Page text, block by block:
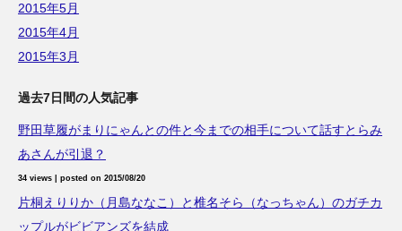
2015年5月
2015年4月
2015年3月
過去7日間の人気記事
野田草履がまりにゃんとの件と今までの相手について話すとらみ
あさんが引退？
34 views posted on 2015/08/20
片桐えりりか（月島ななこ）と椎名そら（なっちゃん）のガチカ
ップルがビビアンズを結成